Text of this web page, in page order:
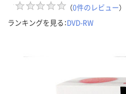
（0件のレビュー）
ランキングを見る：DVD-RW